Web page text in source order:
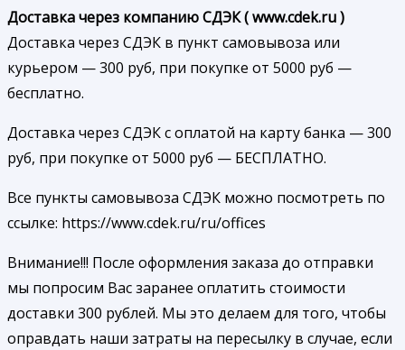
Доставка через компанию СДЭК ( www.cdek.ru )
Доставка через СДЭК в пункт самовывоза или
курьером — 300 руб, при покупке от 5000 руб —
бесплатно.
Доставка через СДЭК с оплатой на карту банка — 300
руб, при покупке от 5000 руб — БЕСПЛАТНО.
Все пункты самовывоза СДЭК можно посмотреть по
ссылке: https://www.cdek.ru/ru/offices
Внимание!!! После оформления заказа до отправки
мы попросим Вас заранее оплатить стоимости
доставки 300 рублей. Мы это делаем для того, чтобы
оправдать наши затраты на пересылку в случае, если